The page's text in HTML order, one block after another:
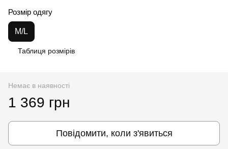
Розмір одягу
M/L
Таблиця розмірів
Немає в наявності
1 369 грн
Повідомити, коли з'явиться